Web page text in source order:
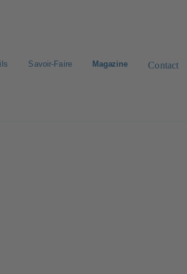
Savoir-Faire Magazine Contact
Recherche